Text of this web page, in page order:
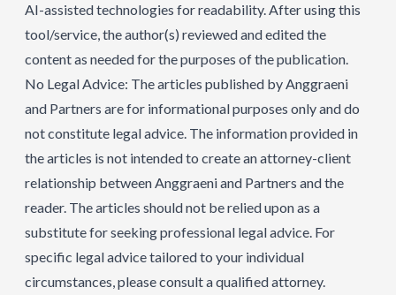
AI-assisted technologies for readability. After using this
tool/service, the author(s) reviewed and edited the
content as needed for the purposes of the publication.
No Legal Advice: The articles published by Anggraeni
and Partners are for informational purposes only and do
not constitute legal advice. The information provided in
the articles is not intended to create an attorney-client
relationship between Anggraeni and Partners and the
reader. The articles should not be relied upon as a
substitute for seeking professional legal advice. For
specific legal advice tailored to your individual
circumstances, please consult a qualified attorney.